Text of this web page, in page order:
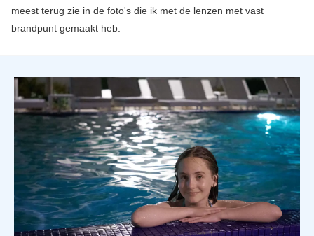
meest terug zie in de foto's die ik met de lenzen met vast
brandpunt gemaakt heb.